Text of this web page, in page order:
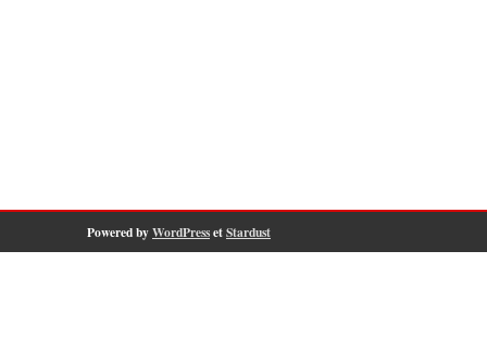
Powered byWordPressetStardust